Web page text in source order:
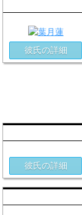
彼氏の詳細
彼氏の詳細